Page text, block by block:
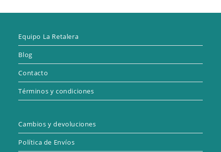
Equipo La Retalera
Blog
Contacto
Términos y condiciones
Cambios y devoluciones
Política de Envíos